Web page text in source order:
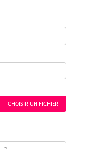
CHOISIR UN FICHIER